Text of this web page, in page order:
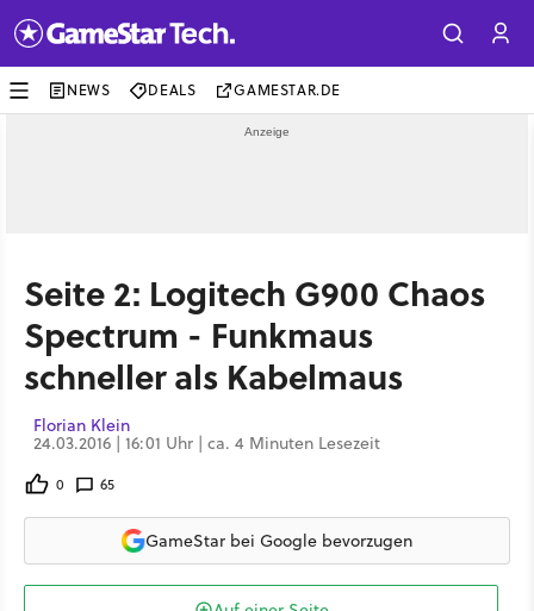
NEWS DEALS GAMESTAR.DE
Seite 2: Logitech G900 Chaos
Spectrum - Funkmaus
schneller als Kabelmaus
Florian Klein
24.03.2016 | 16:01 Uhr | ca. 4 Minuten Lesezeit
0 65
GameStar bei Google bevorzugen